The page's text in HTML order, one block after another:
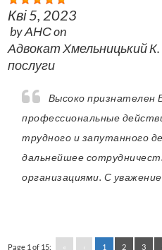
Кві 5, 2023
byАНСon
Адвокат Хмельницький
послуги
Высоко признателен
профессиональные
трудного и запутанного
дальнейшее
организациями. С
Page 1 of 15: « ‹ 1 2 3